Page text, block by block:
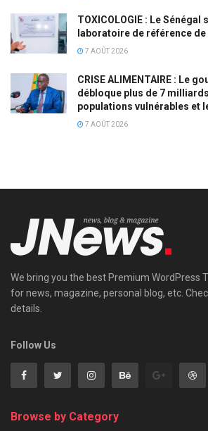
TOXICOLOGIE : Le Sénégal
laboratoire de référence de
7 AOÛT 2026
CRISE ALIMENTAIRE : Le
débloque plus de 7
populations vulnérables et
7 AOÛT 2026
We bring you the best Premium WordPress
for news, magazine, personal blog, etc.
details.
Follow Us
Browse by Category